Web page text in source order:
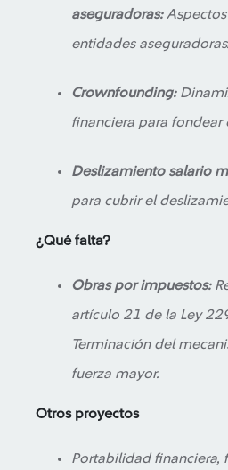
aseguradoras:Aspectos
entidades aseguradoras.
Crownfounding:
financiera para fondear
Deslizamiento salario
para cubrir el
¿Qué falta?
Obras por impuestos:
artículo 21 de la Ley
Terminación del
fuerza mayor.
Otros proyectos
Portabilidad financiera,